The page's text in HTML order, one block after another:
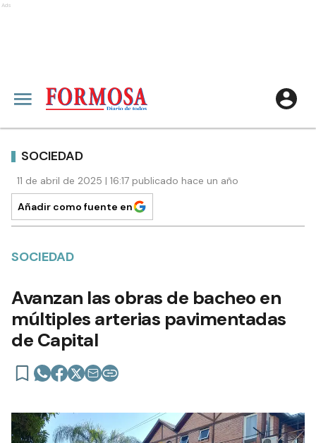
Ads
SOCIEDAD
11 de abril de 2025 | 16:17 publicado hace un año
Añadir como fuente en
SOCIEDAD
Avanzan las obras de bacheo en
múltiples arterias pavimentadas
de Capital